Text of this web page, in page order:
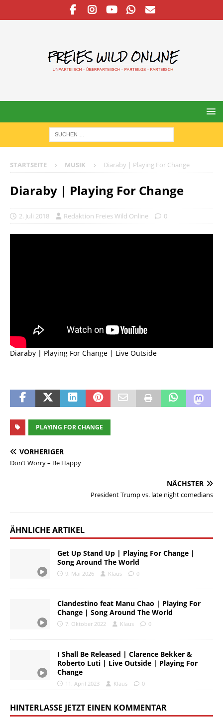
STARTSEITE MUSIK Diaraby | Playing For Change
Diaraby | Playing For Change
2. Juli 2018 Redaktion Freies Wild Online 0
Diaraby | Playing For Change | Live Outside
PLAYING FOR CHANGE
VORHERIGER
Don’t Worry – Be Happy
NÄCHSTER
President Trump vs. late night comedians
ÄHNLICHE ARTIKEL
Get Up Stand Up | Playing For Change |
Song Around The World
9. Mai 2026 Klaus 0
Clandestino feat Manu Chao | Playing For
Change | Song Around The World
7. Oktober 2022 Klaus 0
I Shall Be Released | Clarence Bekker &
Roberto Luti | Live Outside | Playing For
Change
11. April 2023 Klaus 0
HINTERLASSE JETZT EINEN KOMMENTAR